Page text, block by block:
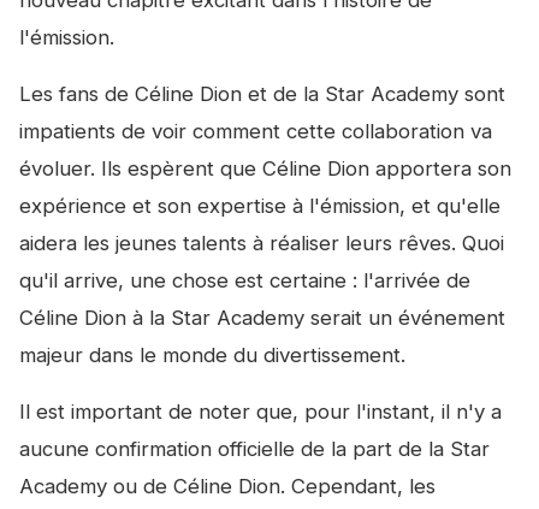
l'émission.
Les fans de Céline Dion et de la Star Academy sont
impatients de voir comment cette collaboration va
évoluer. Ils espèrent que Céline Dion apportera son
expérience et son expertise à l'émission, et qu'elle
aidera les jeunes talents à réaliser leurs rêves. Quoi
qu'il arrive, une chose est certaine : l'arrivée de
Céline Dion à la Star Academy serait un événement
majeur dans le monde du divertissement.
Il est important de noter que, pour l'instant, il n'y a
aucune confirmation officielle de la part de la Star
Academy ou de Céline Dion. Cependant, les